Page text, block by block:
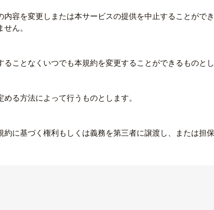
容を変更しまたは本サービスの提供を中止することがで
ん。
ことなくいつでも本規約を変更することができるものとし
る方法によって行うものとします。
に基づく権利もしくは義務を第三者に譲渡し、または担